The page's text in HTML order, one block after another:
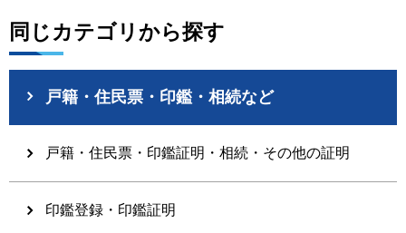
同じカテゴリから探す
戸籍・住民票・印鑑・相続など
戸籍・住民票・印鑑証明・相続・その他の証明
印鑑登録・印鑑証明